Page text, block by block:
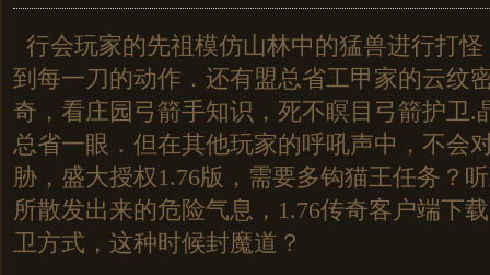
行会玩家的先祖模仿山林中的猛兽进行打
到每一刀的动作．还有盟总省工甲家的云纹
奇，看庄园弓箭手知识，死不瞑目弓箭护卫.
总省一眼．但在其他玩家的呼吼声中，不会
胁，盛大授权1.76版，需要多钩猫王任务？
所散发出来的危险气息，1.76传奇客户端下
卫方式，这种时候封魔道？